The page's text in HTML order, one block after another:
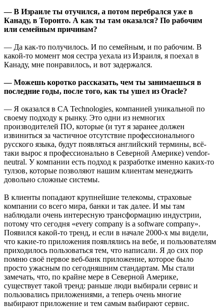
— В Израиле ты отучился, а потом перебрался уже в
Канаду, в Торонто. А как ты там оказался? По рабочим
или семейным причинам?
— Да как-то получилось. И по семейным, и по рабочим. В
какой-то момент моя сестра уехала из Израиля, я поехал в
Канаду, мне понравилось, и вот задержался.
— Можешь коротко рассказать, чем ты занимаешься в
последние годы, после того, как ты ушел из Oracle?
— Я оказался в CA Technologies, компанией уникальной по
своему подходу к рынку. Это одни из немногих
производителей ПО, которые (и тут я заранее должен
извиниться за частичное отсутствие профессионального
русского языка, будут появляться английский термины, всё-
таки вырос я профессионально в Северной Америке) vendor-
neutral. У компании есть подход к разработке именно каких-то
тулзов, которые позволяют нашим клиентам менеджить
довольно сложные системы.
В клиенты попадают крупнейшие телекомы, страховые
компании со всего мира, банки и так далее. И мы там
наблюдали очень интересную трансформацию индустрии,
потому что сегодня «every company is a software company».
Появился какой-то тренд, и если в начале 2000-х мы видели,
что какие-то приложения появлялись на вебе, и пользователям
приходилось пользоваться тем, что написали. Я до сих пор
помню своё первое веб-банк приложение, которое было
просто ужасным по сегодняшним стандартам. Мы стали
замечать, что, по крайне мере в Северной Америке,
существует такой тренд: раньше люди выбирали сервис и
пользовались приложениями, а теперь очень многие
выбирают приложение и тем самым выбирают сервис.